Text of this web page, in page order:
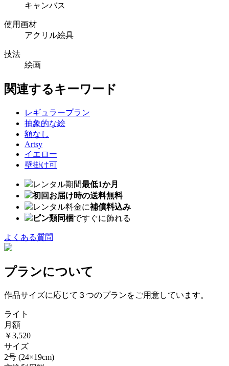
キャンバス
使用画材
アクリル絵具
技法
絵画
関連するキーワード
レギュラープラン
抽象的な絵
額なし
Artsy
イエロー
壁掛け可
レンタル期間最低1か月
初回お届け時の送料無料
レンタル料金に補償料込み
ピン類同梱ですぐに飾れる
よくある質問
プランについて
作品サイズに応じて３つのプランをご用意しています。
ライト
月額
￥3,520
サイズ
2号 (24×19cm)